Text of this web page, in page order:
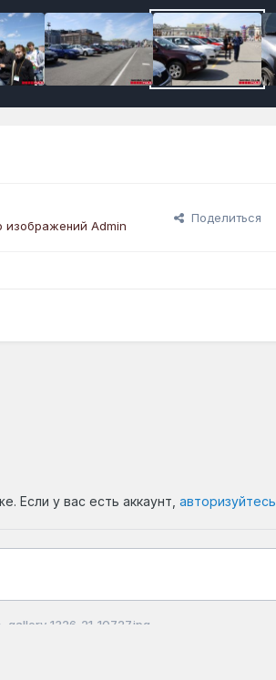
изображений Admin
Поделиться
Если у вас есть аккаунт, авторизуйтесь
gallery_1326_21_10727.jpg